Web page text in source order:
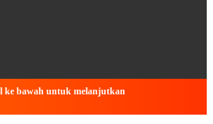
ke bawah untuk melanjutkan